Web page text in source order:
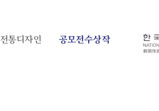
전통디자인 공모전수상작